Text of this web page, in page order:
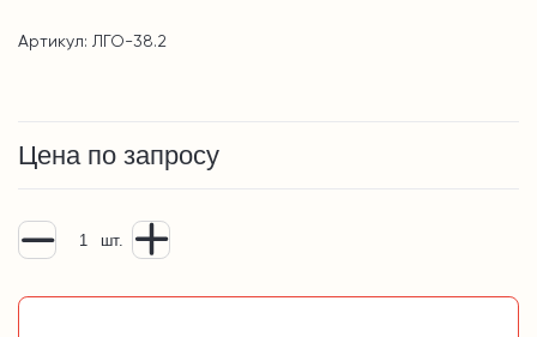
Артикул: ЛГО-38.2
Цена по запросу
шт.